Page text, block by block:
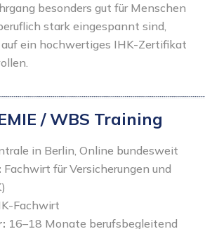
besonders gut für Menschen
stark eingespannt sind,
ein hochwertiges IHK-Zertifikat
/ WBS Training
in Berlin, Online bundesweit
Fachwirt für Versicherungen und
Fachwirt
16–18 Monate berufsbegleitend